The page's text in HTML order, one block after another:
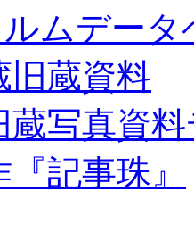
ムデータ
旧蔵資料
蔵写真資
記事珠』